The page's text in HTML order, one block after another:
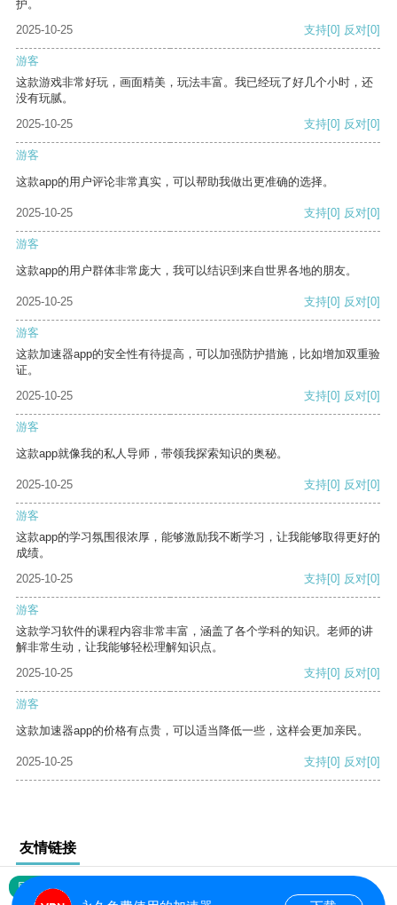
护。
2025-10-25
支持[0] 反对[0]
游客
这款游戏非常好玩，画面精美，玩法丰富。我已经玩了好几个小时，还
没有玩腻。
2025-10-25
支持[0] 反对[0]
游客
这款app的用户评论非常真实，可以帮助我做出更准确的选择。
2025-10-25 支持[0] 反对[0]
游客
这款app的用户群体非常庞大，我可以结识到来自世界各地的朋友。
2025-10-25 支持[0] 反对[0]
游客
这款加速器app的安全性有待提高，可以加强防护措施，比如增加双重验
证。
2025-10-25
支持[0] 反对[0]
游客
这款app就像我的私人导师，带领我探索知识的奥秘。
2025-10-25 支持[0] 反对[0]
游客
这款app的学习氛围很浓厚，能够激励我不断学习，让我能够取得更好的
成绩。
2025-10-25
支持[0] 反对[0]
游客
这款学习软件的课程内容非常丰富，涵盖了各个学科的知识。老师的讲
解非常生动，让我能够轻松理解知识点。
2025-10-25
支持[0] 反对[0]
游客
这款加速器app的价格有点贵，可以适当降低一些，这样会更加亲民。
2025-10-25 支持[0] 反对[0]
友情链接
网站地图